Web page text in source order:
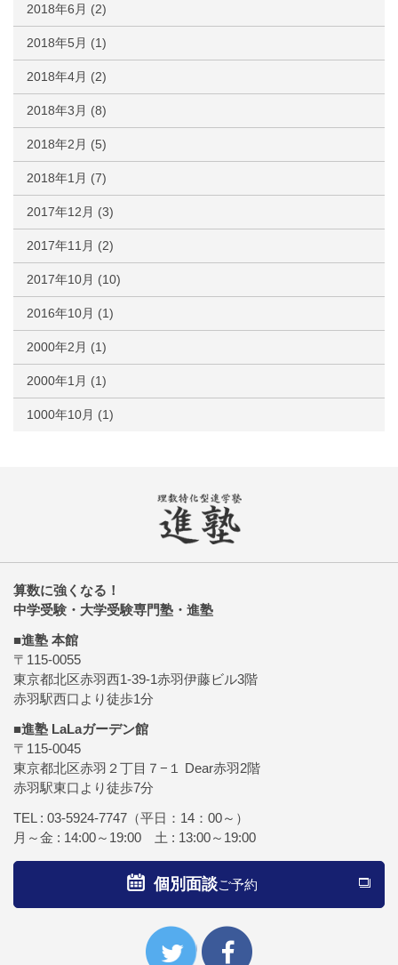
2018年6月 (2)
2018年5月 (1)
2018年4月 (2)
2018年3月 (8)
2018年2月 (5)
2018年1月 (7)
2017年12月 (3)
2017年11月 (2)
2017年10月 (10)
2016年10月 (1)
2000年2月 (1)
2000年1月 (1)
1000年10月 (1)
算数に強くなる！
中学受験・大学受験専門塾・進塾
■進塾 本館
〒115-0055
東京都北区赤羽西1-39-1赤羽伊藤ビル3階
赤羽駅西口より徒歩1分
■進塾 LaLaガーデン館
〒115-0045
東京都北区赤羽２丁目７−１ Dear赤羽2階
赤羽駅東口より徒歩7分
TEL : 03-5924-7747 （平日：14：00～）
月～金 : 14:00～19:00 土 : 13:00～19:00
個別面談ご予約